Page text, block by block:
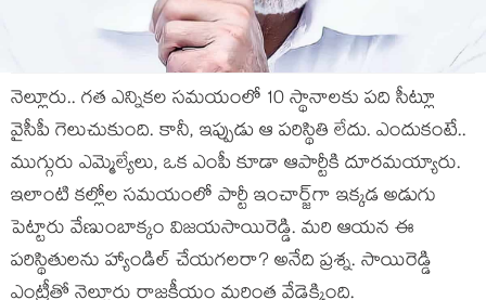
నెల్లూరు.. గ‌త ఎన్నిక‌ల స‌మ‌యంలో 10 స్థానాల‌కు ప‌ది సీట్లూ
వైసీపీ గెలుచుకుంది. కానీ, ఇప్పుడు ఆ ప‌రిస్థితి లేదు. ఎందుకంటే..
ముగ్గురు ఎమ్మెల్యేలు, ఒక ఎంపీ కూడా ఆపార్టీకి దూర‌మ‌య్యారు.
ఇలాంటి క‌ల్లోల స‌మ‌యంలో పార్టీ ఇంచార్జ్‌గా ఇక్క‌డ అడుగు
పెట్టారు వేణుంబాక్కం విజయసాయిరెడ్డి. మ‌రి ఆయ‌న ఈ
ప‌రిస్థితుల‌ను హ్యాండిల్ చేయ‌గ‌ల‌రా? అనేది ప్ర‌శ్న‌. సాయిరెడ్డి